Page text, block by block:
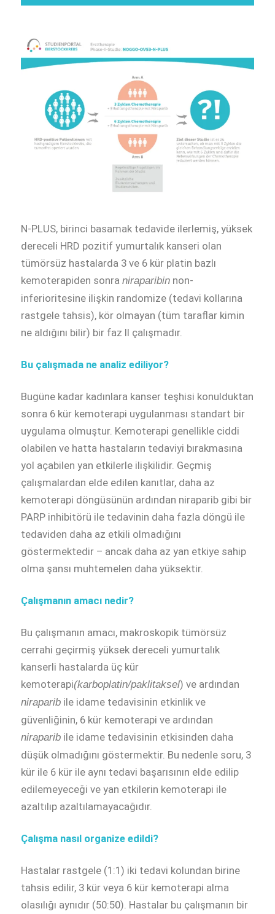
N-PLUS, birinci basamak tedavide ilerlemiş, yüksek
dereceli HRD pozitif yumurtalık kanseri olan
tümörsüz hastalarda 3 ve 6 kür platin bazlı
kemoterapiden sonra niraparibin non-
inferioritesine ilişkin randomize (tedavi kollarına
rastgele tahsis), kör olmayan (tüm taraflar kimin
ne aldığını bilir) bir faz II çalışmadır.
Bu çalışmada ne analiz ediliyor?
Bugüne kadar kadınlara kanser teşhisi konulduktan
sonra 6 kür kemoterapi uygulanması standart bir
uygulama olmuştur. Kemoterapi genellikle ciddi
olabilen ve hatta hastaların tedaviyi bırakmasına
yol açabilen yan etkilerle ilişkilidir. Geçmiş
çalışmalardan elde edilen kanıtlar, daha az
kemoterapi döngüsünün ardından niraparib gibi bir
PARP inhibitörü ile tedavinin daha fazla döngü ile
tedaviden daha az etkili olmadığını
göstermektedir – ancak daha az yan etkiye sahip
olma şansı muhtemelen daha yüksektir.
Çalışmanın amacı nedir?
Bu çalışmanın amacı, makroskopik tümörsüz
cerrahi geçirmiş yüksek dereceli yumurtalık
kanserli hastalarda üç kür
kemoterapi(karboplatin/paklitaksel) ve ardından
niraparib ile idame tedavisinin etkinlik ve
güvenliğinin, 6 kür kemoterapi ve ardından
niraparib ile idame tedavisinin etkisinden daha
düşük olmadığını göstermektir. Bu nedenle soru, 3
kür ile 6 kür ile aynı tedavi başarısının elde edilip
edilemeyeceği ve yan etkilerin kemoterapi ile
azaltılıp azaltılamayacağıdır.
Çalışma nasıl organize edildi?
Hastalar rastgele (1:1) iki tedavi kolundan birine
tahsis edilir, 3 kür veya 6 kür kemoterapi alma
olasılığı aynıdır (50:50). Hastalar bu çalışmanın bir